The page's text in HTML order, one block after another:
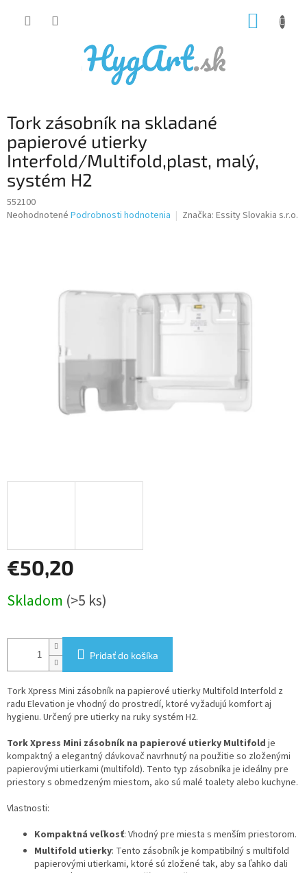
Tork zásobník na skladané
papierové utierky
Interfold/Multifold,plast, malý,
systém H2
552100
Priemerné
Neohodnotené Podrobnosti hodnotenia Značka: Essity Slovakia s.r.o.
€50,20
cena:
Skladom (>5 ks)
Pridať do košíka
Tork Xpress Mini zásobník na papierové utierky Multifold Interfold z
radu Elevation je vhodný do prostredí, ktoré vyžadujú komfort aj
hygienu. Určený pre utierky na ruky systém H2.
Tork Xpress Mini zásobník na papierové utierky Multifold je
kompaktný a elegantný dávkovač navrhnutý na použitie so zloženými
papierovými utierkami (multifold). Tento typ zásobníka je ideálny pre
priestory s obmedzeným miestom, ako sú malé toalety alebo kuchyne.
Vlastnosti:
Kompaktná veľkosť: Vhodný pre miesta s menším priestorom.
Multifold utierky: Tento zásobník je kompatibilný s multifold
papierovými utierkami, ktoré sú zložené tak, aby sa ľahko dali